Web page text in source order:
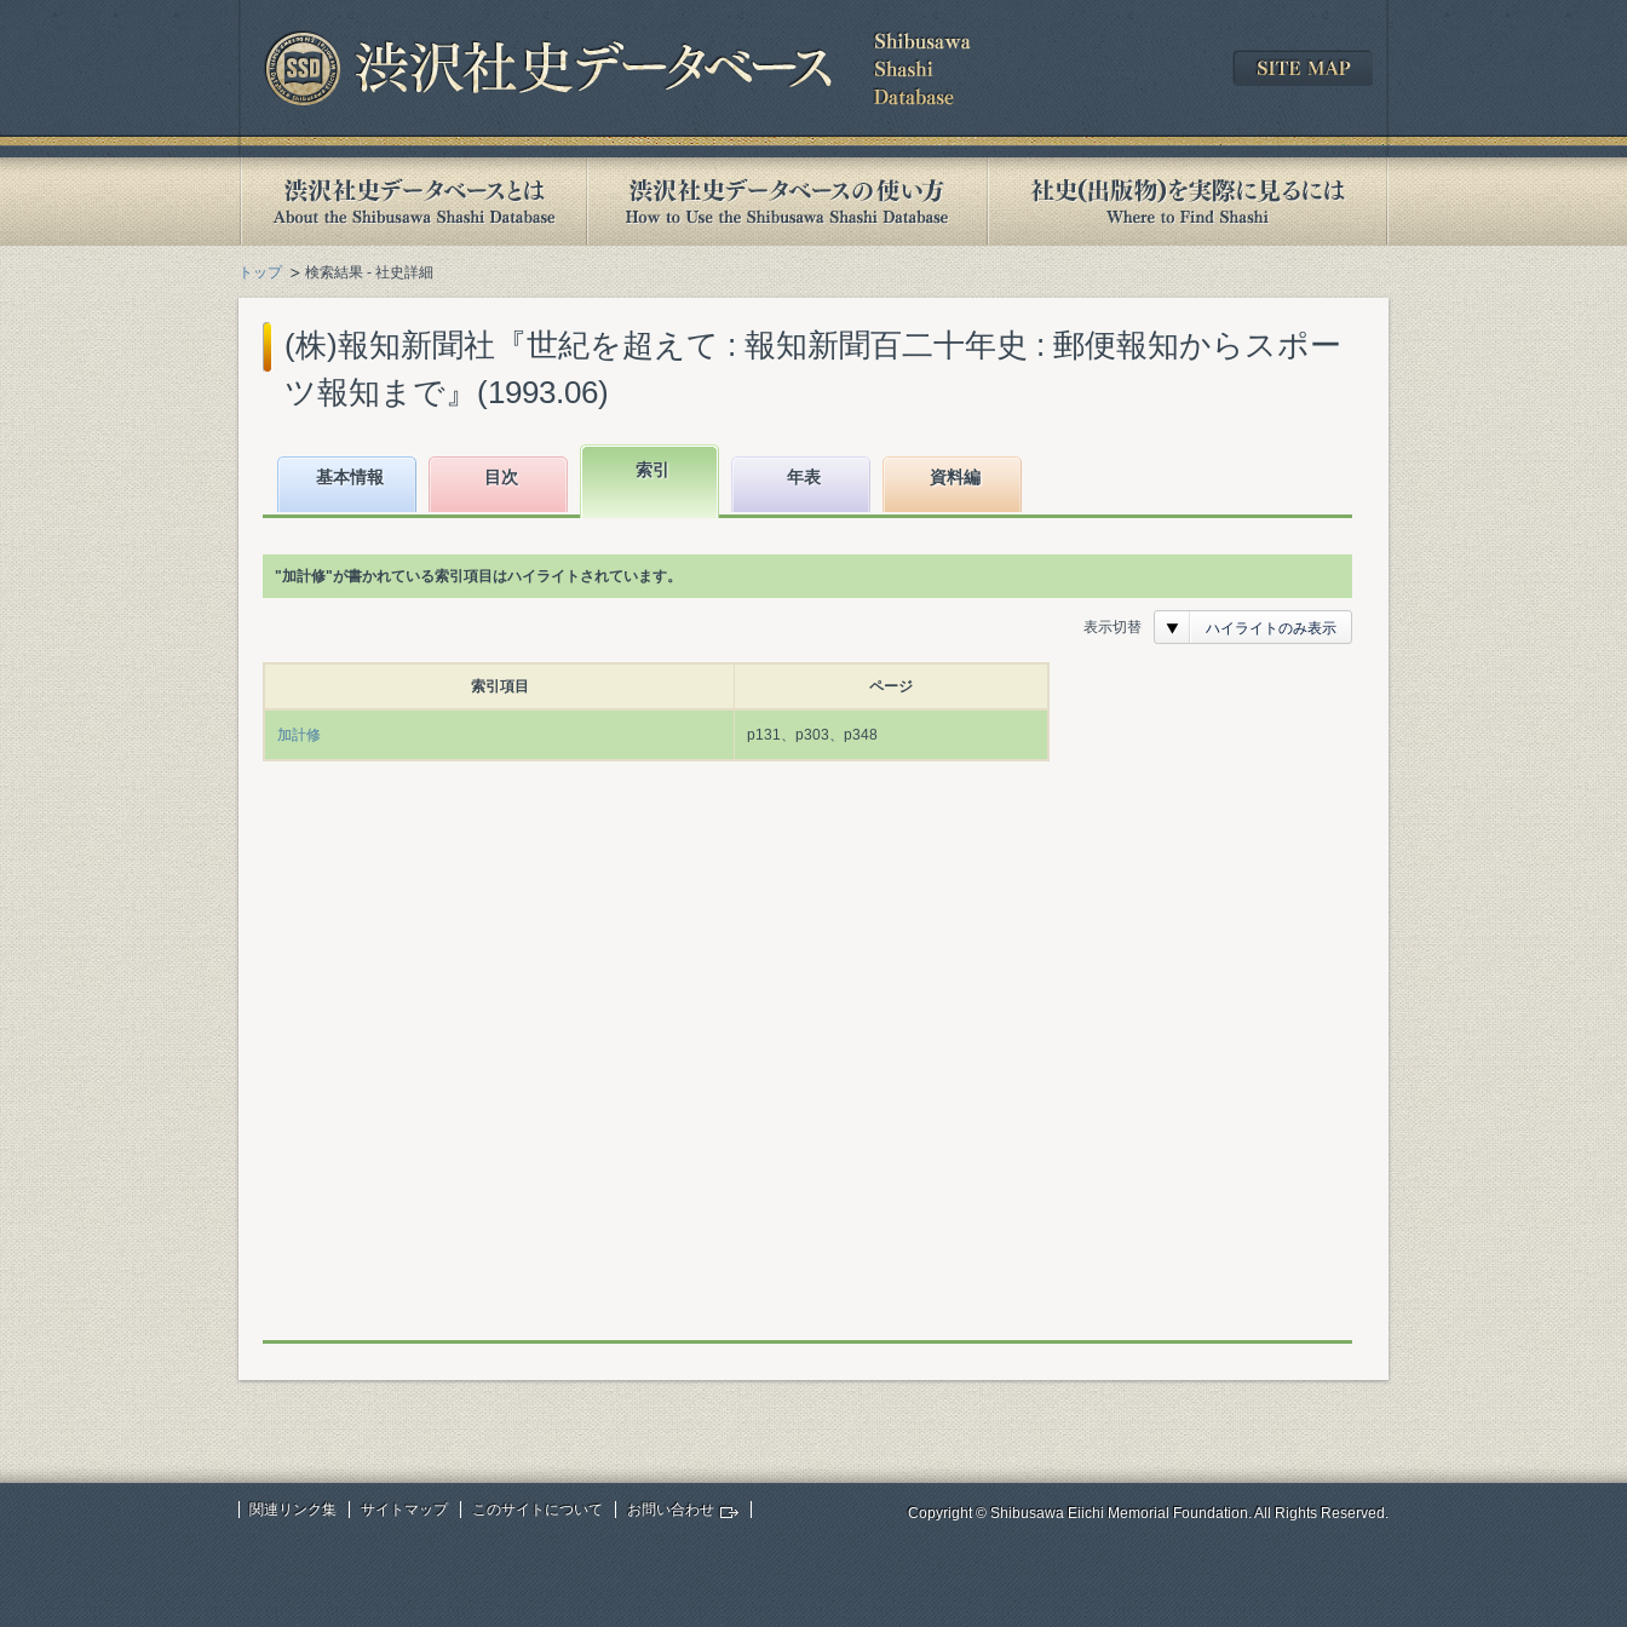
トップ 検索結果 - 社史詳細
(株)報知新聞社『世紀を超えて : 報知新聞百二十年史 : 郵便報知からスポー
ツ報知まで』(1993.06)
基本情報 目次 索引 年表 資料編
"加計修"が書かれている索引項目はハイライトされています。
表示切替 ハイライトのみ表示
索引項目 ページ
加計修 p131、p303、p348
関連リンク集 サイトマップ このサイトについて お問い合わせ Copyright © Shibusawa Eiichi Memorial Foundation. All Rights Reserved.